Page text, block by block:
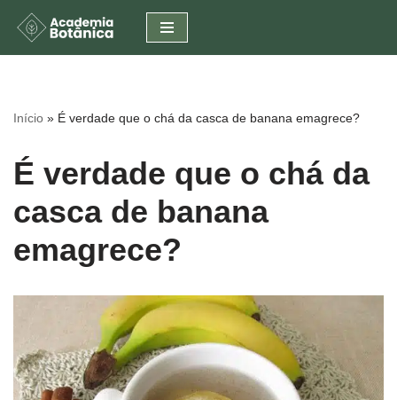
Pular
conteúdo
Início » É verdade que o chá da casca de banana emagrece?
É verdade que o chá da
casca de banana
emagrece?